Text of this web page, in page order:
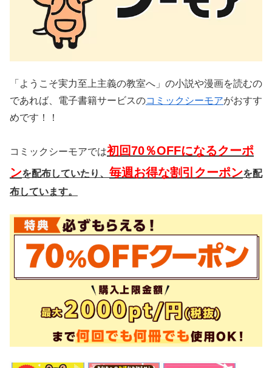
「ようこそ実力至上主義の教室へ」の小説や漫画を読むの
であれば、電子書籍サービスのコミックシーモアがおすす
めです！！
コミックシーモアでは初回70％OFFになるクーポ
ンを配布していたり、 毎週お得な割引クーポンを配
布しています。